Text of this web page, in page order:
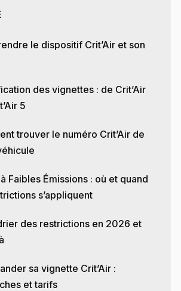
le dispositif Crit’Air et son
des vignettes : de Crit’Air
5
trouver le numéro Crit’Air de
Faibles Émissions : où et quand
s’appliquent
des restrictions en 2026 et
sa vignette Crit’Air :
et tarifs